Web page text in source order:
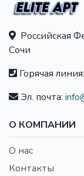
Российская
Сочи
Горячая линия:
Эл. почта:
О КОМПАНИИ
О нас
Контакты